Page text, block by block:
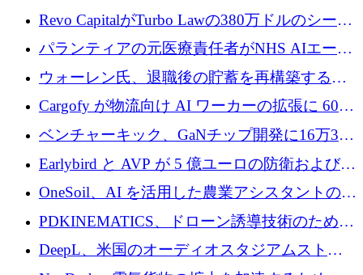
で成長を促進
Revo CapitalがTurbo Lawの380万ドルのシード
ラウンドを主導し、訴訟プラットフォームを
パランティアの元医療責任者がNHS AIエージ
ェントの立ち上げに1,000万ポンドを調達
ウォーレン氏、退職後の貯蓄を再構築するた
めに1,000万ユーロを調達
Cargofy が物流向け AI ワーカーの拡張に 600
万ドルを獲得
ベンチャーキック、GaNチップ開発に16万3千
ユーロでMinisaを支援
Earlybird と AVP が 5 億ユーロの防衛および二
重用途の成長基金である E2D を立ち上げる
OneSoil、AI を活用した農業アシスタントの拡
大に​​ 100 万ユーロを確保
PDKINEMATICS、ドローン誘導技術のために
200 万ユーロを調達
DeepL、米国のオーディオスタジアムストリ
ーミング事業Mixhaloを買収